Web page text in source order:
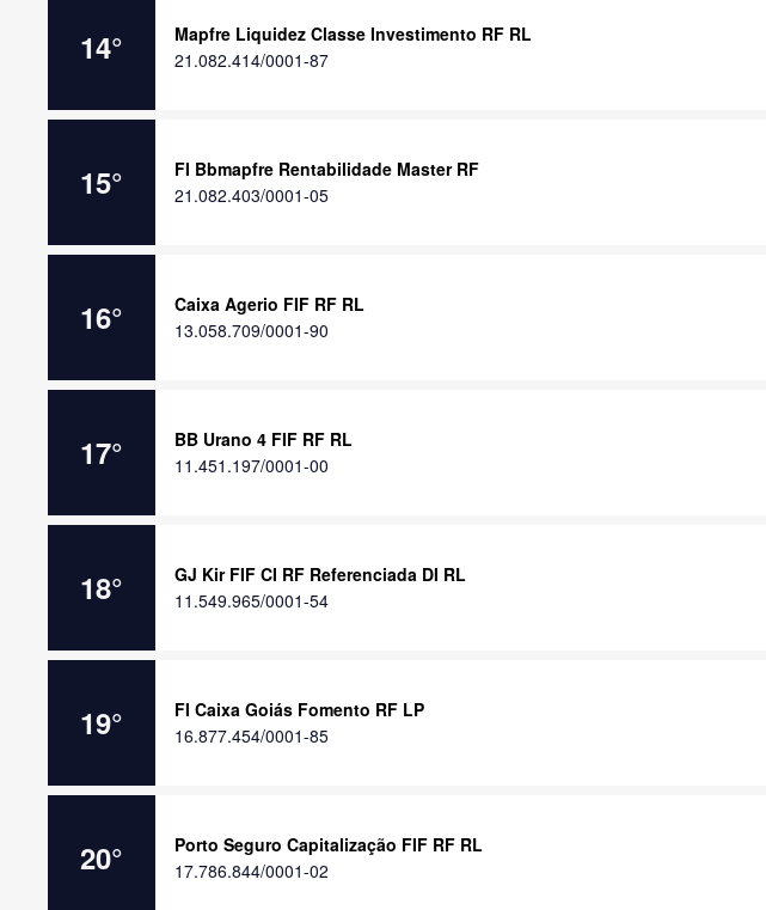
14°
Mapfre Liquidez Classe Investimento RF RL
21.082.414/0001-87
15°
FI Bbmapfre Rentabilidade Master RF
21.082.403/0001-05
16°
Caixa Agerio FIF RF RL
13.058.709/0001-90
17°
BB Urano 4 FIF RF RL
11.451.197/0001-00
18°
GJ Kir FIF CI RF Referenciada DI RL
11.549.965/0001-54
19°
FI Caixa Goiás Fomento RF LP
16.877.454/0001-85
20°
Porto Seguro Capitalização FIF RF RL
17.786.844/0001-02